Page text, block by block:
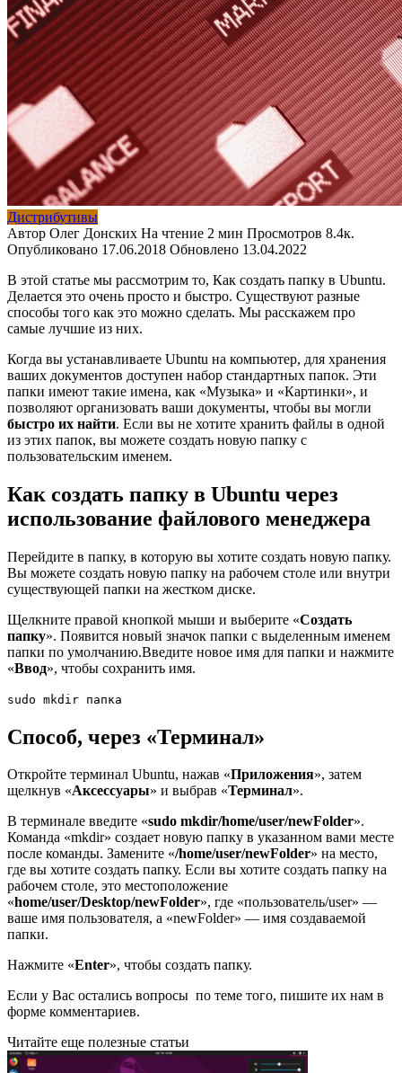
Дистрибутивы
Автор Олег Донских На чтение 2 мин Просмотров 8.4к.
Опубликовано
Обновлено 13.04.2022
В этой статье мы рассмотрим то, Как создать папку в Ubuntu.
Делается это очень просто и быстро. Существуют разные
способы того как это можно сделать. Мы расскажем про
самые лучшие из них.
Когда вы устанавливаете Ubuntu на компьютер, для хранения
ваших документов доступен набор стандартных папок. Эти
папки имеют такие имена, как «Музыка» и «Картинки», и
позволяют организовать ваши документы, чтобы вы могли
быстро их найти. Если вы не хотите хранить файлы в одной
из этих папок, вы можете создать новую папку с
пользовательским именем.
Как создать папку в Ubuntu через
использование файлового менеджера
Перейдите в папку, в которую вы хотите создать новую папку.
Вы можете создать новую папку на рабочем столе или внутри
существующей папки на жестком диске.
Щелкните правой кнопкой мыши и выберите «Создать
папку». Появится новый значок папки с выделенным именем
папки по умолчанию.Введите новое имя для папки и нажмите
«Ввод», чтобы сохранить имя.
sudo mkdir папка
Способ, через «Терминал»
Откройте терминал Ubuntu, нажав «Приложения», затем
щелкнув «Аксессуары» и выбрав «Терминал».
В терминале введите «sudo mkdir/home/user/newFolder».
Команда «mkdir» создает новую папку в указанном вами месте
после команды. Замените «/home/user/newFolder» на место,
где вы хотите создать папку. Если вы хотите создать папку на
рабочем столе, это местоположение
«home/user/Desktop/newFolder», где «пользователь/user» —
ваше имя пользователя, а «newFolder» — имя создаваемой
папки.
Нажмите «Enter», чтобы создать папку.
Если у Вас остались вопросы по теме того, пишите их нам в
форме комментариев.
Читайте еще полезные статьи